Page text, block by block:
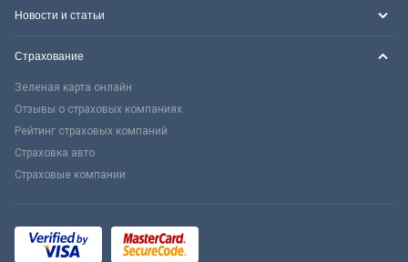
Новости и статьи
Страхование
Зеленая карта онлайн
Отзывы о страховых компаниях
Рейтинг страховых компаний
Страховка авто
Страховые компании